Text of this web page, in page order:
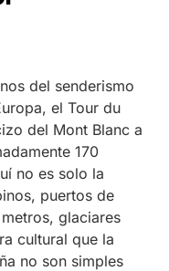
del senderismo
el Tour du
del Mont Blanc a
170
no es solo la
puertos de
glaciares
cultural que la
no son simples